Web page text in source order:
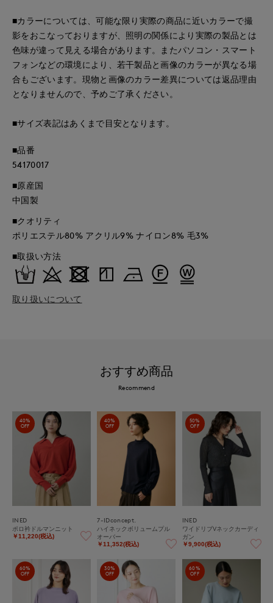
■カラーについては、可能な限り実際の商品に近いカラーで撮
影をおこなっておりますが、照明の関係により実際の製品とは
色味が違って見える場合があります。またパソコン・スマート
フォンなどの環境により、若干製品と画像のカラーが異なる場
合もございます。現物と画像のカラー差異については返品理由
となりませんので、予めご了承ください。
■サイズ表記はあくまで目安となります。
■品番
54170017
■原産国
中国製
■クオリティ
ポリエステル80% アクリル9% ナイロン8% 毛3%
■取扱い方法
取り扱いについて
おすすめ商品
Recommend
40%
OFF
INED
ポロ衿ドルマンニット
￥11,220(税込)
40%
OFF
7-IDconcept.
ハイネックボリュームプル
オーバー
￥11,352(税込)
50%
OFF
INED
ワイドリブVネックカーディ
ガン
￥9,900(税込)
60%
OFF
30%
OFF
60%
OFF